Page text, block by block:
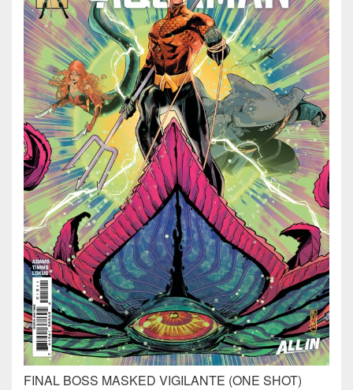
FINAL BOSS MASKED VIGILANTE (ONE SHOT)